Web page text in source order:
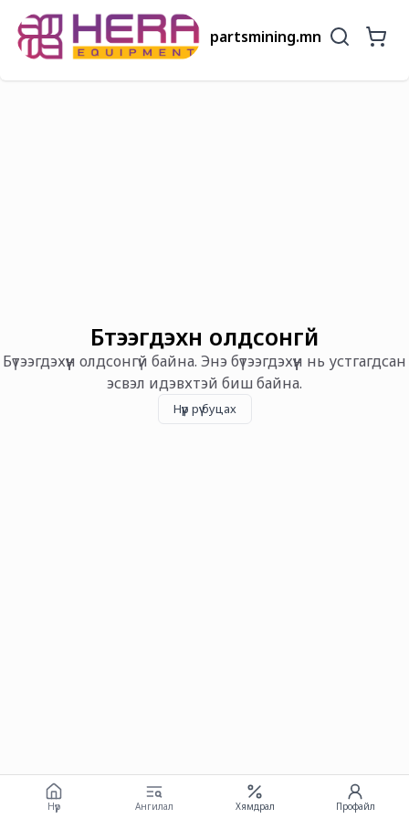
partsmining.mn
Бүтээгдэхүүн олдсонгүй
Бүтээгдэхүүн олдсонгүй байна. Энэ бүтээгдэхүүн нь устгагдсан
эсвэл идэвхтэй биш байна.
Нүүр рүү буцах
Нүүр Ангилал Хямдрал Профайл